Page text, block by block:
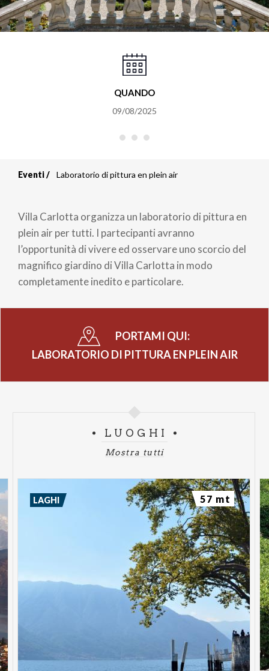
QUANDO
09/08/2025
di
pane
Eventi Laboratorio di pittura en plein air
Villa Carlotta organizza un laboratorio di pittura en
plein air per tutti. I partecipanti avranno
l’opportunità di vivere ed osservare uno scorcio del
magnifico giardino di Villa Carlotta in modo
completamente inedito e particolare.
PORTAMI QUI:
LABORATORIO DI PITTURA EN PLEIN AIR
LUOGHI
Mostra tutti
LAGHI 57 mt